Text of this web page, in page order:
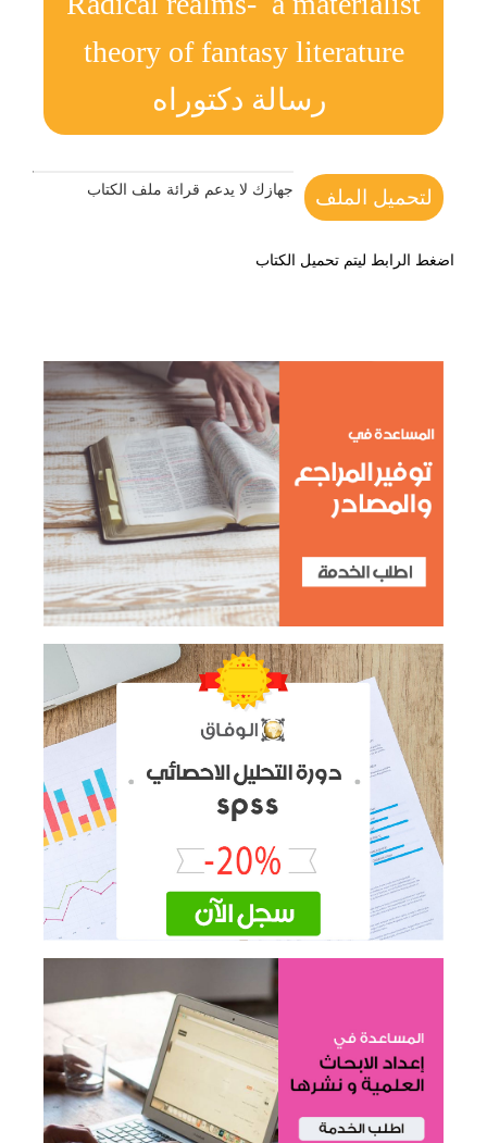
theory of fantasy literature
رسالة دكتوراه
لتحميل الملف جهازك لا يدعم قرائة ملف الكتاب
اضغط الرابط ليتم تحميل الكتاب